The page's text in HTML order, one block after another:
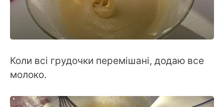
Коли всі грудочки перемішані, додаю все
молоко.